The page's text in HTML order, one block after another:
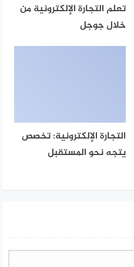
تعلم التجارة الإلكترونية من
خلال جوجل
التجارة الإلكترونية: تخصص
يتجه نحو المستقبل